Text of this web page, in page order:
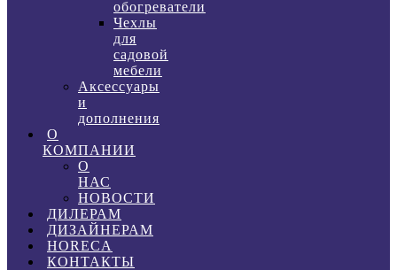
обогреватели
Чехлы
для
садовой
мебели
Аксессуары
и
дополнения
О
КОМПАНИИ
О
НАС
НОВОСТИ
ДИЛЕРАМ
ДИЗАЙНЕРАМ
HORECA
КОНТАКТЫ